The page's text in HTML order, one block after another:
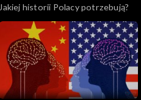
Jakiej historii Polacy potrzebują?